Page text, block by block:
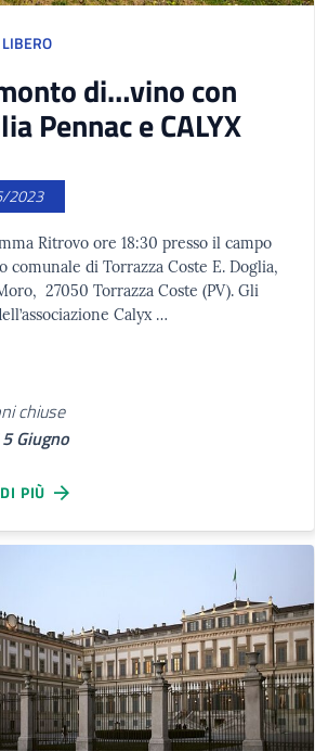
di…vino con
Pennac e CALYX
2023
Ritrovo ore 18:30 presso il campo
comunale di Torrazza Coste E. Doglia,
27050 Torrazza Coste (PV). Gli
Calyx …
chiuse
Giugno
DI PIÙ